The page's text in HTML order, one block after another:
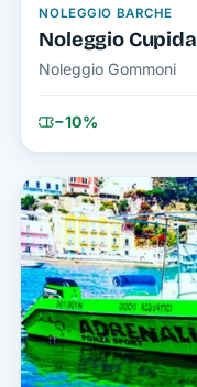
NOLEGGIO BARCHE
Noleggio Cupida
Noleggio Gommoni
−10%